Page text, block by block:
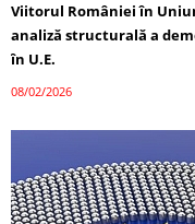
Viitorul României în
analiză structurală a
în U.E.
08/02/2026